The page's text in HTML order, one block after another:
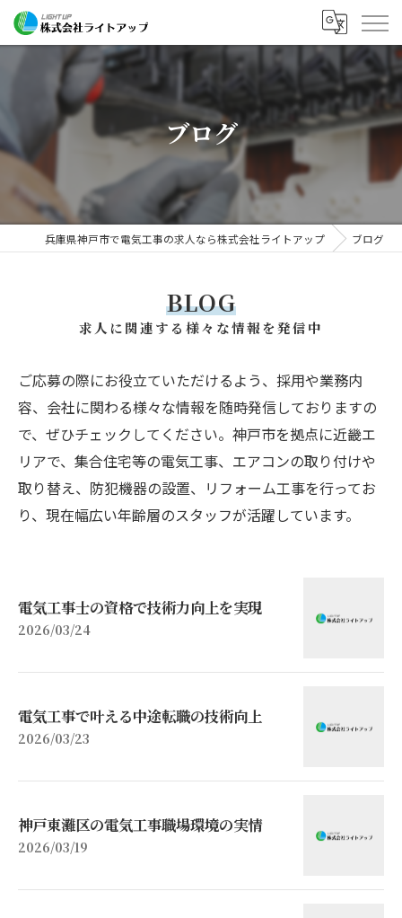
ブログ
兵庫県神戸市で電気工事の求人なら株式会社ライトアップ ブログ
BLOG
求人に関連する様々な情報を発信中
ご応募の際にお役立ていただけるよう、採用や業務内
容、会社に関わる様々な情報を随時発信しておりますの
で、ぜひチェックしてください。神戸市を拠点に近畿エ
リアで、集合住宅等の電気工事、エアコンの取り付けや
取り替え、防犯機器の設置、リフォーム工事を行ってお
り、現在幅広い年齢層のスタッフが活躍しています。
電気工事士の資格で技術力向上を実現
2026/03/24
電気工事で叶える中途転職の技術向上
2026/03/23
神戸東灘区の電気工事職場環境の実情
2026/03/19